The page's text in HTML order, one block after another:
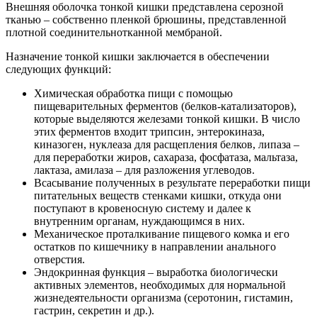
Внешняя оболочка тонкой кишки представлена серозной
тканью – собственно пленкой брюшины, представленной
плотной соединительнотканной мембраной.
Назначение тонкой кишки заключается в обеспечении
следующих функций:
Химическая обработка пищи с помощью
пищеварительных ферментов (белков-катализаторов),
которые выделяются железами тонкой кишки. В число
этих ферментов входит трипсин, энтерокиназа,
киназоген, нуклеаза для расщепления белков, липаза –
для переработки жиров, сахараза, фосфатаза, мальтаза,
лактаза, амилаза – для разложения углеводов.
Всасывание полученных в результате переработки пищи
питательных веществ стенками кишки, откуда они
поступают в кровеносную систему и далее к
внутренним органам, нуждающимся в них.
Механическое проталкивание пищевого комка и его
остатков по кишечнику в направлении анального
отверстия.
Эндокринная функция – выработка биологически
активных элементов, необходимых для нормальной
жизнедеятельности организма (серотонин, гистамин,
гастрин, секретин и др.).